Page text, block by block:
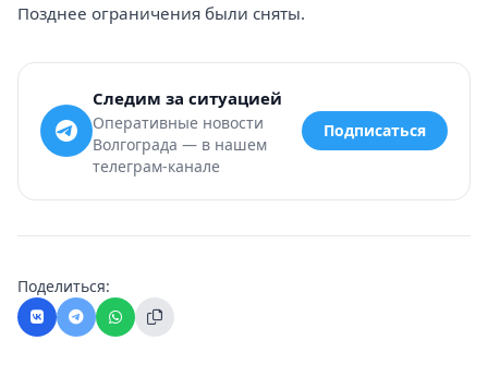
Позднее ограничения были сняты.
Следим за ситуацией
Оперативные новости
Волгограда — в нашем
телеграм-канале
Подписаться
Поделиться: